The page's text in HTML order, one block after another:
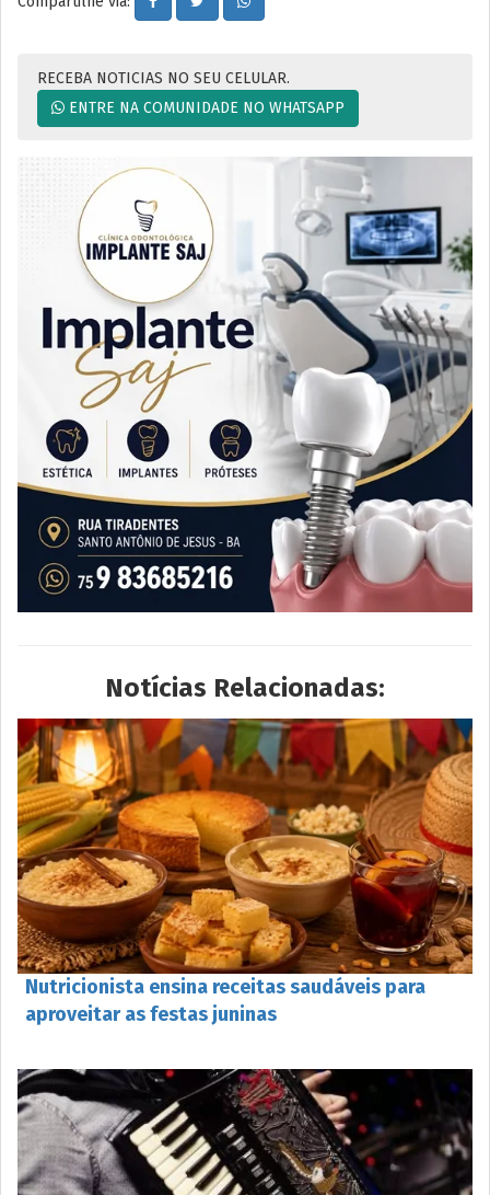
RECEBA NOTICIAS NO SEU CELULAR.
ENTRE NA COMUNIDADE NO WHATSAPP
Notícias Relacionadas:
Nutricionista ensina receitas saudáveis para
aproveitar as festas juninas